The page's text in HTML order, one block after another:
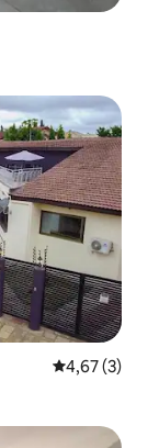
Évaluation
4,67 (3)